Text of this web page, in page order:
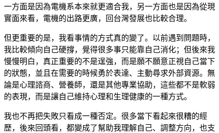
一方面是因為電機系本來就更適合我，另一方面也是因為從現
實面來看，電機的出路更廣，回台灣發展也比較合理。
但更重要的是，我看事情的方式真的變了。以前遇到問題時，
我比較傾向自己硬撐，覺得很多事只能靠自己消化；但後來我
慢慢明白，真正重要的不是逞強，而是願不願意正視自己當下
的狀態，並且在需要的時候勇於表達、主動尋求外部資源。無
論是心理諮商、營養師，還是其他專業協助，這些都不是軟弱
的表現，而是讓自己維持心理和生理健康的一種方式。
我也不再把失敗只看成一種否定。很多當下看起來很糟的經
歷，後來回頭看，都變成了幫助我理解自己、調整方向，也支